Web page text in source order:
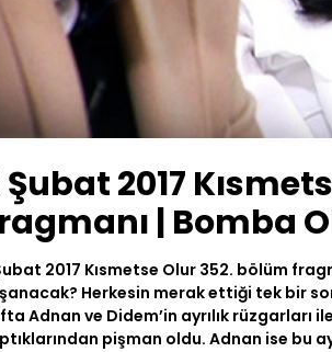
Şubat 2017
| Bomba
2017 Kısmetse Olur 352. bölüm
Herkesin merak ettiği tek bir
Adnan ve Didem’in ayrılık rüzgarları
pişman oldu. Adnan ise bu